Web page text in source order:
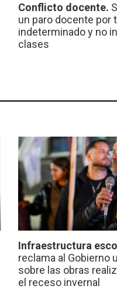
Conflicto docente.
un paro docente por
indeterminado y no
clases
Infraestructura
reclama al Gobierno
sobre las obras
el receso invernal